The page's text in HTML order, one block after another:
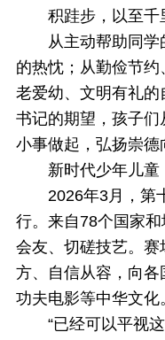
积跬步，以至千
从主动帮助同
的热忱；从勤俭节
老爱幼、文明有礼
书记的期望，孩子
小事做起，弘扬崇德
新时代少年儿童
2026年3月，第
行。来自78个国家
会友、切磋技艺。
方、自信从容，向各
功夫电影等中华文化
“已经可以平视